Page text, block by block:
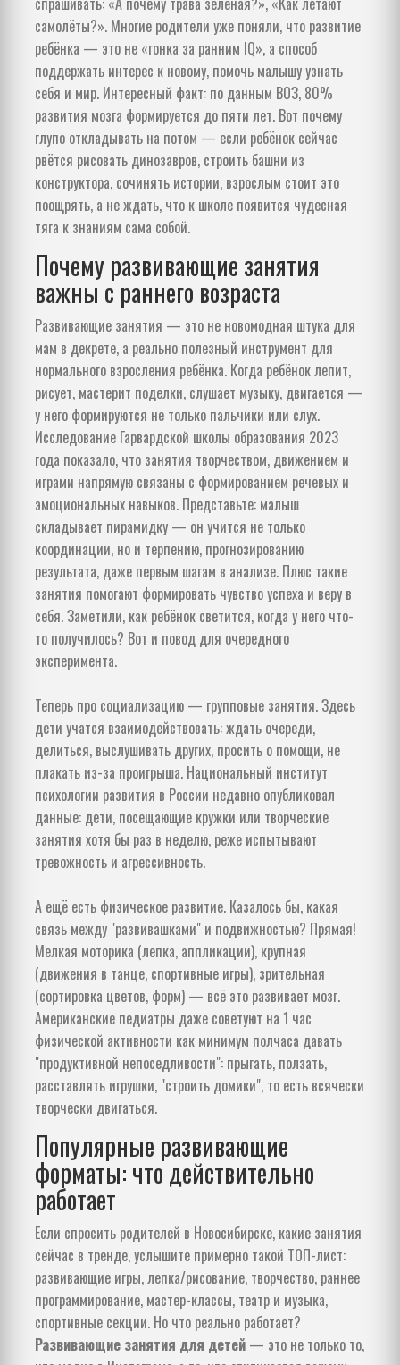
самолёты?». Многие родители уже поняли, что развитие
ребёнка — это не «гонка за ранним IQ», а способ
поддержать интерес к новому, помочь малышу узнать
себя и мир. Интересный факт: по данным ВОЗ, 80%
развития мозга формируется до пяти лет. Вот почему
глупо откладывать на потом — если ребёнок сейчас
рвётся рисовать динозавров, строить башни из
конструктора, сочинять истории, взрослым стоит это
поощрять, а не ждать, что к школе появится чудесная
тяга к знаниям сама собой.
Почему развивающие занятия
важны с раннего возраста
Развивающие занятия — это не новомодная штука для
мам в декрете, а реально полезный инструмент для
нормального взросления ребёнка. Когда ребёнок лепит,
рисует, мастерит поделки, слушает музыку, двигается —
у него формируются не только пальчики или слух.
Исследование Гарвардской школы образования 2023
года показало, что занятия творчеством, движением и
играми напрямую связаны с формированием речевых и
эмоциональных навыков. Представьте: малыш
складывает пирамидку — он учится не только
координации, но и терпению, прогнозированию
результата, даже первым шагам в анализе. Плюс такие
занятия помогают формировать чувство успеха и веру в
себя. Заметили, как ребёнок светится, когда у него что-
то получилось? Вот и повод для очередного
эксперимента.
Теперь про социализацию — групповые занятия. Здесь
дети учатся взаимодействовать: ждать очереди,
делиться, выслушивать других, просить о помощи, не
плакать из-за проигрыша. Национальный институт
психологии развития в России недавно опубликовал
данные: дети, посещающие кружки или творческие
занятия хотя бы раз в неделю, реже испытывают
тревожность и агрессивность.
А ещё есть физическое развитие. Казалось бы, какая
связь между "развивашками" и подвижностью? Прямая!
Мелкая моторика (лепка, аппликации), крупная
(движения в танце, спортивные игры), зрительная
(сортировка цветов, форм) — всё это развивает мозг.
Американские педиатры даже советуют на 1 час
физической активности как минимум полчаса давать
"продуктивной непоседливости": прыгать, ползать,
расставлять игрушки, "строить домики", то есть всячески
творчески двигаться.
Популярные развивающие
форматы: что действительно
работает
Если спросить родителей в Новосибирске, какие занятия
сейчас в тренде, услышите примерно такой ТОП-лист:
развивающие игры, лепка/рисование, творчество, раннее
программирование, мастер-классы, театр и музыка,
спортивные секции. Но что реально работает?
Развивающие занятия для детей — это не только то,